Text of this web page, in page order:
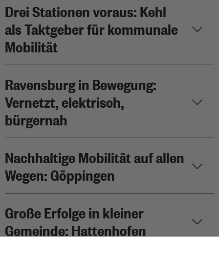
Drei Stationen voraus: Kehl
als Taktgeber für kommunale
Mobilität
Ravensburg in Bewegung:
Vernetzt, elektrisch,
bürgernah
Nachhaltige Mobilität auf allen
Wegen: Göppingen
Große Erfolge in kleiner
Gemeinde: Hattenhofen